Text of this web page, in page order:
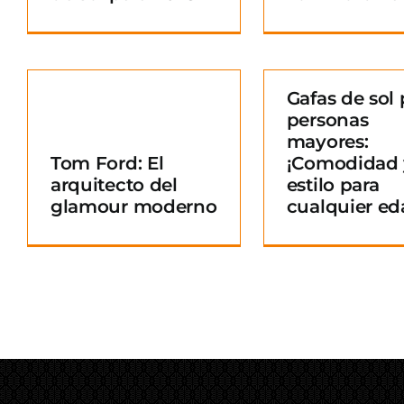
Tom Ford: El
arquitecto del
glamour moderno
¡Comodidad y
estilo para
cualquier edad!
Gafas de sol
personas
mayores:
¡Comodidad
estilo para
cualquier